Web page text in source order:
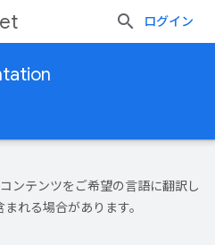
ログイン
ンテンツをご希望の言語に翻訳し
れる場合があります。